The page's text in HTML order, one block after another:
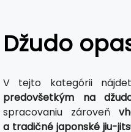
Džudo
V tejto kategórii
predovšetkým na
spracovaniu zároveň
a tradičné japonské jiu-